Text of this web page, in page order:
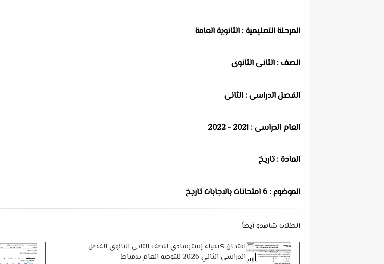
المرحلة التعليمية : الثانوية العامة
الصف : الثانى الثانوى
الفصل الدراسى : الثانى
العام الدراسى : 2021 - 2022
المادة : تاريخ
الموضوع : 6 امتحانات بالاجابات تاريخ
الطلاب شاهدو أيضاً
امتحان كيمياء إسترشادي للصف الثاني الثانوي الفصل
الدراسي الثاني 2026 للتوجيه العام بدمياط